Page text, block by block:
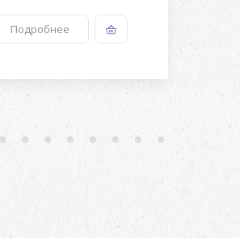
Подробнее
3 4 5 6 7 8 9 10